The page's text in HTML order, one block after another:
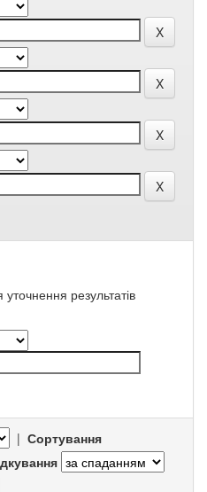
результатів
| Сортування